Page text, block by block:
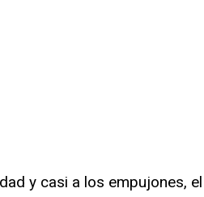
y casi a los empujones,